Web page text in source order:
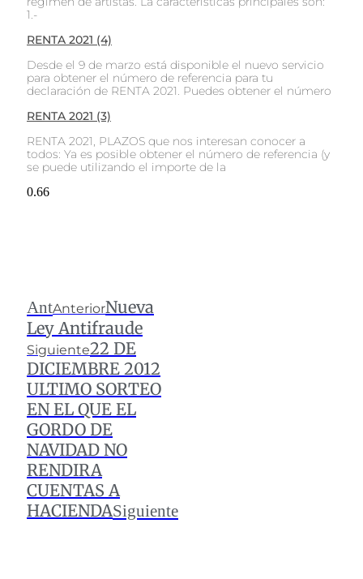
1.-
RENTA 2021 (4)
Desde el 9 de marzo está disponible el nuevo servicio
para obtener el número de referencia para tu
declaración de RENTA 2021. Puedes obtener el número
RENTA 2021 (3)
RENTA 2021, PLAZOS que nos interesan conocer a
todos: Ya es posible obtener el número de referencia (y
se puede utilizando el importe de la
AntAnteriorNueva
Ley Antifraude
Siguiente22 DE
DICIEMBRE 2012
ULTIMO SORTEO
EN EL QUE EL
GORDO DE
NAVIDAD NO
RENDIRA
CUENTAS A
HACIENDASiguiente